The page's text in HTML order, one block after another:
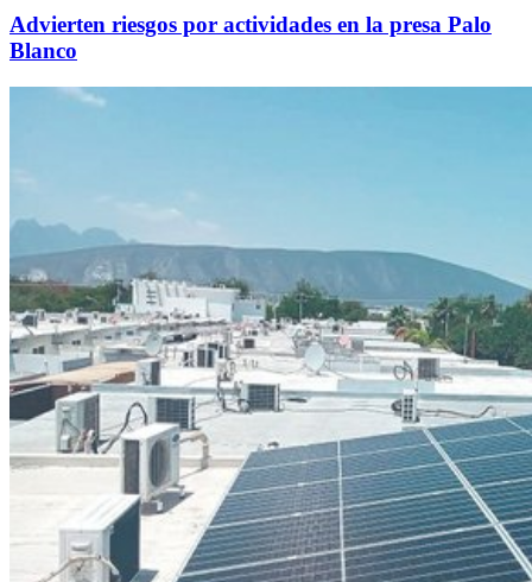
Advierten riesgos por actividades en la presa Palo
Blanco